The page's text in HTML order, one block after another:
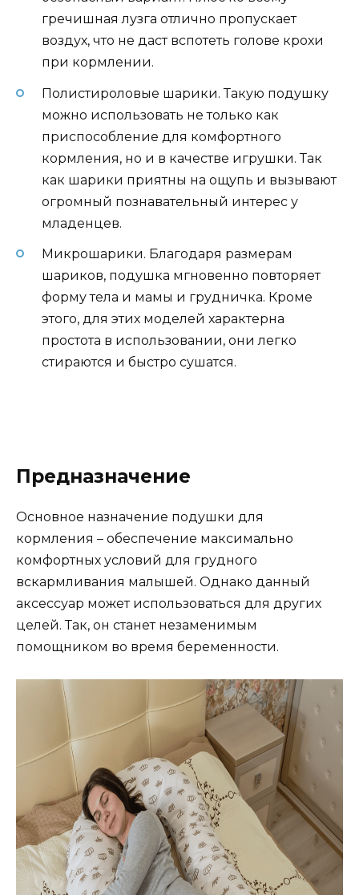
гречишная лузга отлично пропускает
воздух, что не даст вспотеть голове крохи
при кормлении.
Полистироловые шарики. Такую подушку
можно использовать не только как
приспособление для комфортного
кормления, но и в качестве игрушки. Так
как шарики приятны на ощупь и вызывают
огромный познавательный интерес у
младенцев.
Микрошарики. Благодаря размерам
шариков, подушка мгновенно повторяет
форму тела и мамы и грудничка. Кроме
этого, для этих моделей характерна
простота в использовании, они легко
стираются и быстро сушатся.
Предназначение
Основное назначение подушки для
кормления – обеспечение максимально
комфортных условий для грудного
вскармливания малышей. Однако данный
аксессуар может использоваться для других
целей. Так, он станет незаменимым
помощником во время беременности.